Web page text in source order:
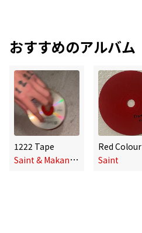
おすすめのアルバム
1222 Tape
S
aint & Makana XO
Red Colour
Saint